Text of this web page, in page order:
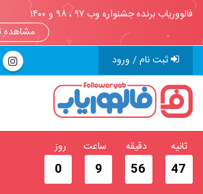
فالووریاب برنده جشنواره وب ۹۷ ، ۹۸ و ۱۴۰۰
مشاهده
ثبت نام / ورود
46
ثانیه
56
دقیقه
9
ساعت
0
روز